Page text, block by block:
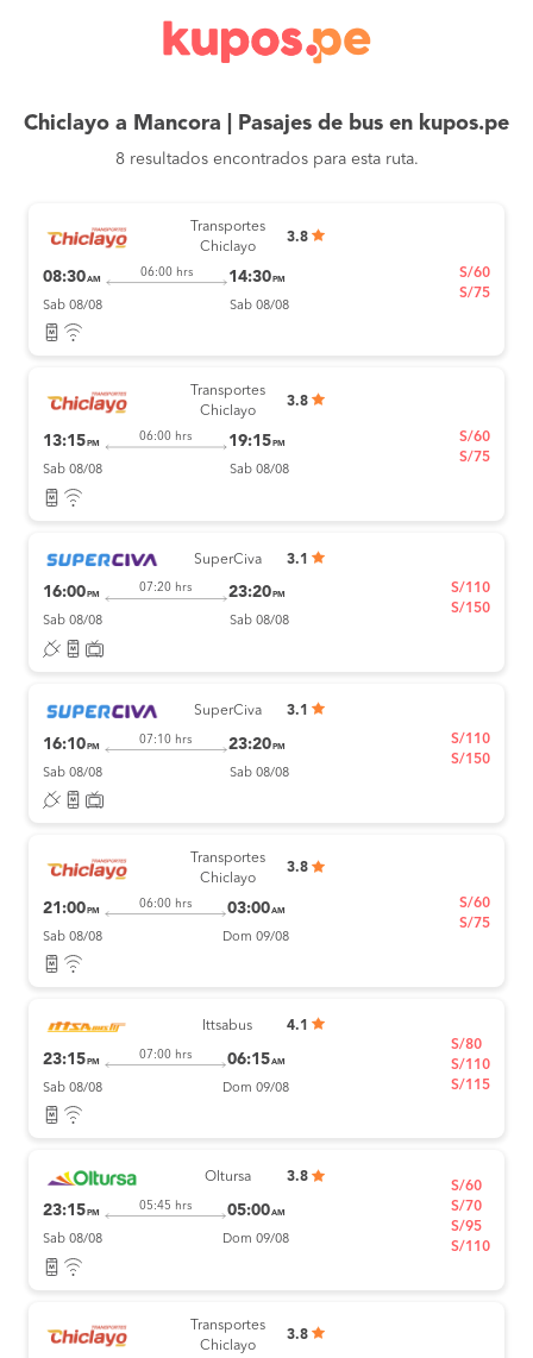
Chiclayo a Mancora | Pasajes de bus en kupos.pe
8 resultados encontrados para esta ruta.
Transportes
Chiclayo
3.8
08:30AM
06:00 hrs 14:30 PM
Sab 08/08 Sab 08/08
S/60
S/75
Transportes
Chiclayo
3.8
13:15 PM
06:00 hrs 19:15 PM
Sab 08/08 Sab 08/08
S/60
S/75
SuperCiva 3.1
16:00PM
07:20 hrs 23:20PM
Sab 08/08 Sab 08/08
S/110
S/150
SuperCiva 3.1
16:10 PM
07:10 hrs 23:20 PM
Sab 08/08 Sab 08/08
S/110
S/150
Transportes
Chiclayo
3.8
21:00 PM
06:00 hrs 03:00AM
Sab 08/08 Dom 09/08
S/60
S/75
Ittsabus 4.1
23:15 PM
07:00 hrs 06:15AM
Sab 08/08 Dom 09/08
S/80
S/110
S/115
Oltursa 3.8
23:15 PM
05:45 hrs 05:00AM
Sab 08/08 Dom 09/08
S/60
S/70
S/95
S/110
Transportes
Chiclayo
3.8